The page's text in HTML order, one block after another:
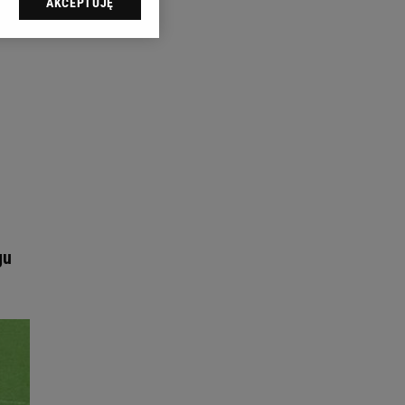
sp. z o.o., jej
swoje preferencje
celów identyfikacji.
reklam i treści,